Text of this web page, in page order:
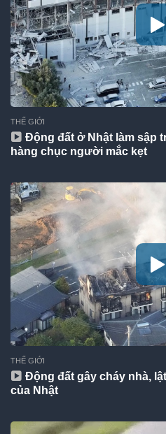
THẾ GIỚI
Động đất ở Nhật làm sập
hàng chục người mắc kẹt
THẾ GIỚI
Động đất gây cháy nhà,
của Nhật